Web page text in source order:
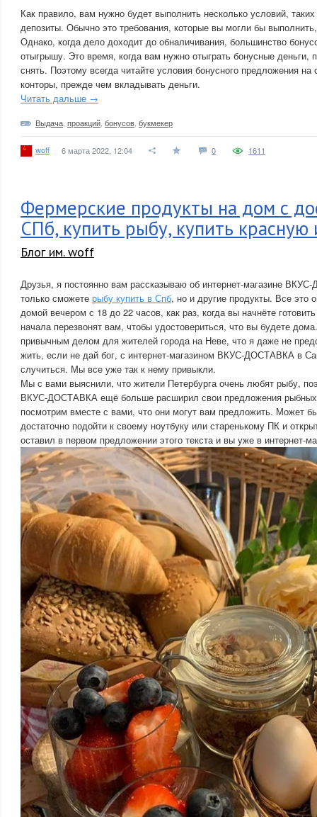
Как правило, вам нужно будет выполнить несколько условий,
депозиты. Обычно это требования, которые вы могли бы
Однако, когда дело доходит до обналичивания, большинство
отыгрышу. Это время, когда вам нужно отыграть бонусные
снять. Поэтому всегда читайте условия бонусного предложения на
конторы, прежде чем вкладывать деньги.
Читать дальше →
Выдача проакций бонусов букмекер
woff 6 марта 2022, 12:04 0 1611
Фермерские продукты на дом с
СПб, купить рыбу, купить красную
Блог им. woff
Друзья, я постоянно вам рассказываю об интернет-магазине
только сможете рыбу купить в Спб, но и другие продукты. Все это
домой вечером с 18 до 22 часов, как раз, когда вы начнёте
начала перезвонят вам, чтобы удостовериться, что вы будете
привычным делом для жителей города на Неве, что я даже не
жить, если не дай бог, с интернет-магазином ВКУС-ДОСТАВКА в
случиться. Мы все уже так к нему привыкли.
Мы с вами выяснили, что жители Петербурга очень любят рыбу,
ВКУС-ДОСТАВКА ещё больше расширил свои предложения рыбных
посмотрим вместе с вами, что они могут вам предложить. Может
достаточно подойти к своему ноутбуку или старенькому ПК и
оставил в первом предложении этого текста и вы уже в